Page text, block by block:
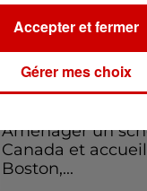
Kelly Massol,
emblématique de
l'entrepreneuriat
Aménager un
Canada et
Boston,...
Gérer mes choix
Accepter et fermer